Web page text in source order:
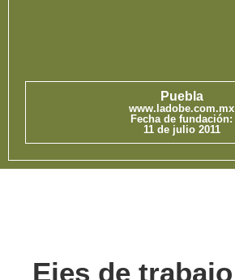
Puebla
www.ladobe.com.mx
Fecha de fundación:
11 de julio 2011
Ejes de trabajo